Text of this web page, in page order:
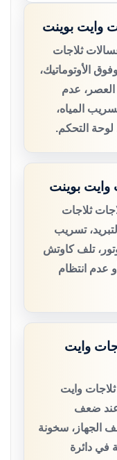
وايت بوينت
ثلاجات
الأوتوماتيك،
عدم
المياه،
التحكم.
وايت بوينت
ثلاجات
تسريب
تلف كاوتش
عدم انتظام
وايت
وايت
عند ضعف
الجهاز، سخونة
في دائرة